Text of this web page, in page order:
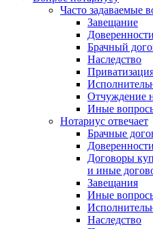
Часто задаваемые
Завещание
Доверенности
Брачный
Наследство
Отчуждение
Иные
Нотариус отвечает
Брачные
Доверенности
Договоры
и иные
Завещания
Иные
Наследство